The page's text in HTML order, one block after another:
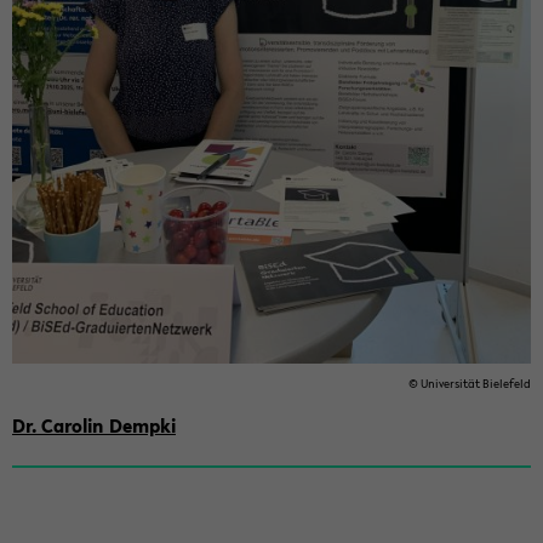
© Uni­ver­si­tät Bie­le­feld
Dr. Ca­ro­lin Demp­ki